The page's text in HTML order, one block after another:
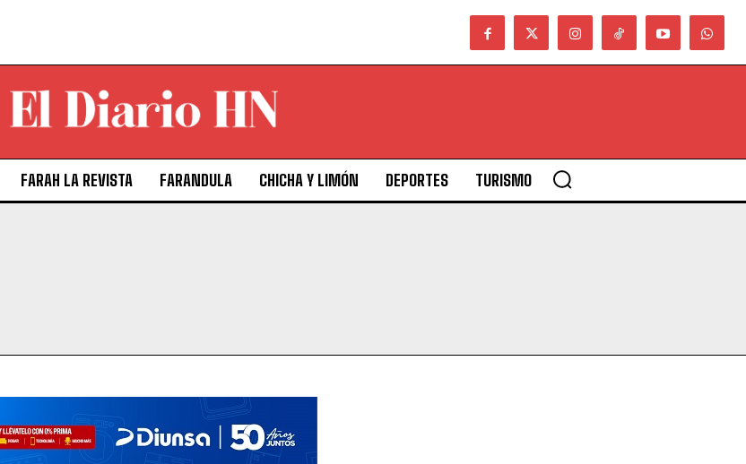
FARAH LA REVISTA FARANDULA CHICHA Y LIMÓN DEPORTES TURISMO